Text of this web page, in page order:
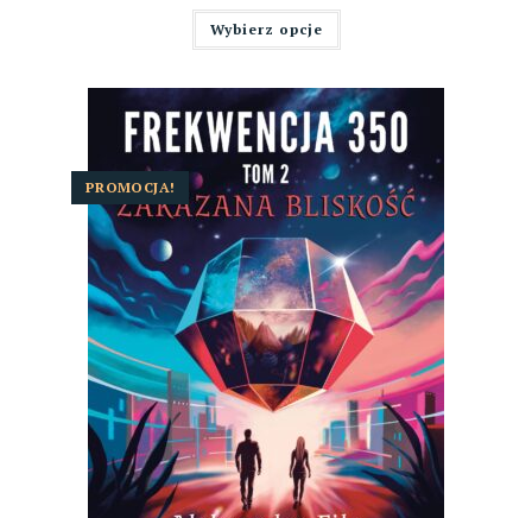
Wybierz opcje
PROMOCJA!